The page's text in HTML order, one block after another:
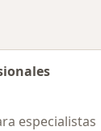
especialistas